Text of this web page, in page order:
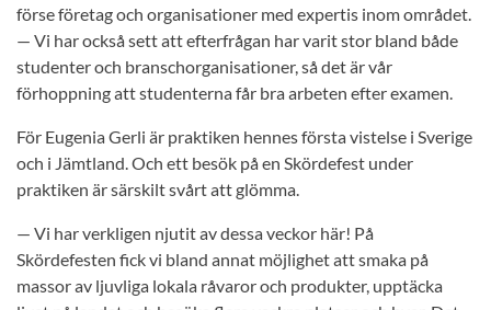
förse företag och organisationer med expertis inom området.
— Vi har också sett att efterfrågan har varit stor bland både
studenter och branschorganisationer, så det är vår
förhoppning att studenterna får bra arbeten efter examen.
För Eugenia Gerli är praktiken hennes första vistelse i Sverige
och i Jämtland. Och ett besök på en Skördefest under
praktiken är särskilt svårt att glömma.
— Vi har verkligen njutit av dessa veckor här! På
Skördefesten fick vi bland annat möjlighet att smaka på
massor av ljuvliga lokala råvaror och produkter, upptäcka